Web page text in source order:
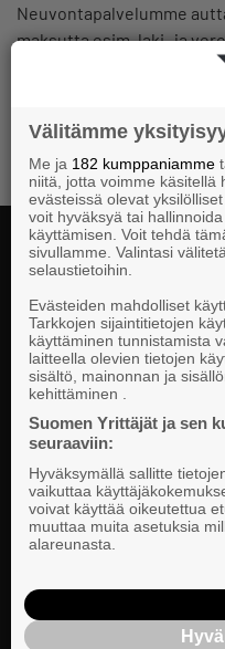
Neuvontapalvelumme
maksutta esim. laki- ja
yhteyttä matalalla
Valtakunnallista,
vaikuttamista pk-yrittäjien
Välitämme
Me ja 182 kumppaniamme
niitä, jotta voimme käsitellä
evästeissä olevat
voit hyväksyä tai
käyttämisen. Voit tehdä
sivullamme. Valintasi
selaustietoihin.
Evästeiden mahdolliset
Tarkkojen sijaintitietojen
käyttäminen tunnistamista
laitteella olevien tietojen
sisältö, mainonnan ja
kehittäminen .
Suomen Yrittäjät ja sen
seuraaviin:
Hyväksymällä sallitte
vaikuttaa
voivat käyttää oikeutettua
muuttaa muita asetuksia
alareunasta.